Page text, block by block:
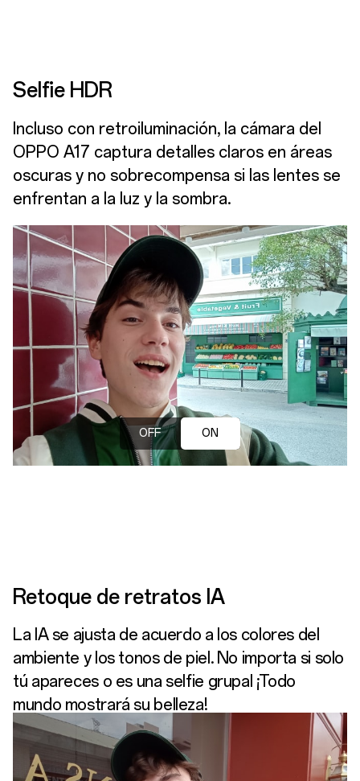
OFF ON
Selfie HDR
Incluso con retroiluminación, la cámara del
OPPO A17 captura detalles claros en áreas
oscuras y no sobrecompensa si las lentes se
enfrentan a la luz y la sombra.
Retoque de retratos IA
La IA se ajusta de acuerdo a los colores del
ambiente y los tonos de piel. No importa si solo
tú apareces o es una selfie grupal ¡Todo
mundo mostrará su belleza!